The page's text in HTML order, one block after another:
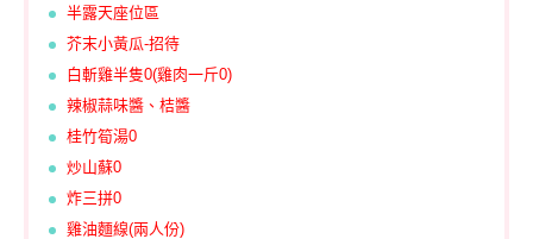
半露天座位區
芥末小黃瓜-招待
白斬雞半隻0(雞肉一斤0)
辣椒蒜味醬、桔醬
桂竹筍湯0
炒山蘇0
炸三拼0
雞油麵線(兩人份)